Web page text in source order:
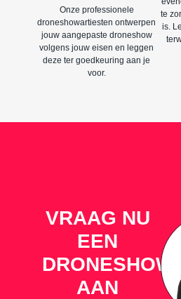
Onze professionele
droneshowartiesten ontwerpen
jouw aangepaste droneshow
volgens jouw eisen en leggen
deze ter goedkeuring aan je
voor.
te
is.
VRAAG NU
EEN
DRONESHOW
AAN